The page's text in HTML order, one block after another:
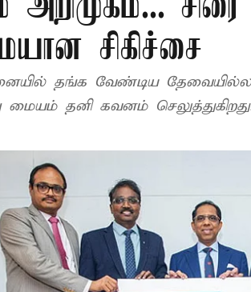
சிகிச்சை
தங்க வேண்டிய
மையம் தனி கவனம்